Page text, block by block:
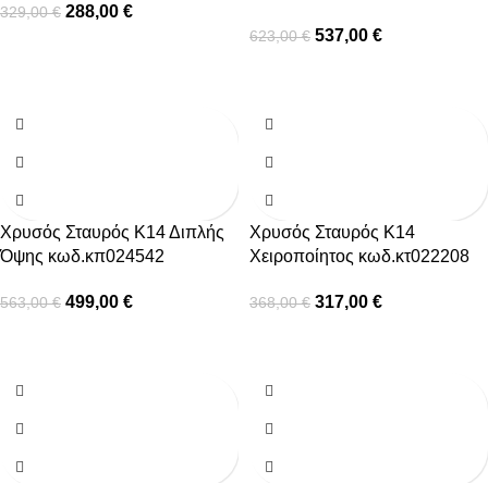
329,00€ 288,00 €
623,00€ 537,00 €
Χρυσός Σταυρός Κ14 Διπλής
Όψης κωδ.κπ024542
563,00€ 499,00 €
Χρυσός Σταυρός Κ14
Χειροποίητος κωδ.κτ022208
368,00€ 317,00 €